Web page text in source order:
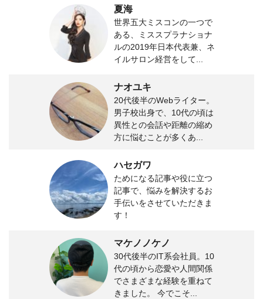
夏海
世界五大ミスコンの一つで
ある、ミススプラナショナ
ルの2019年日本代表兼、ネ
イルサロン経営をして...
ナオユキ
20代後半のWebライター。
男子校出身で、10代の頃は
異性との会話や距離の縮め
方に悩むことが多くあ...
ハセガワ
ためになる記事や役に立つ
記事で、悩みを解決するお
手伝いをさせていただきま
す！
マケノノケノ
30代後半のIT系会社員。10
代の頃から恋愛や人間関係
でさまざまな経験を重ねて
きました。 今でこそ...